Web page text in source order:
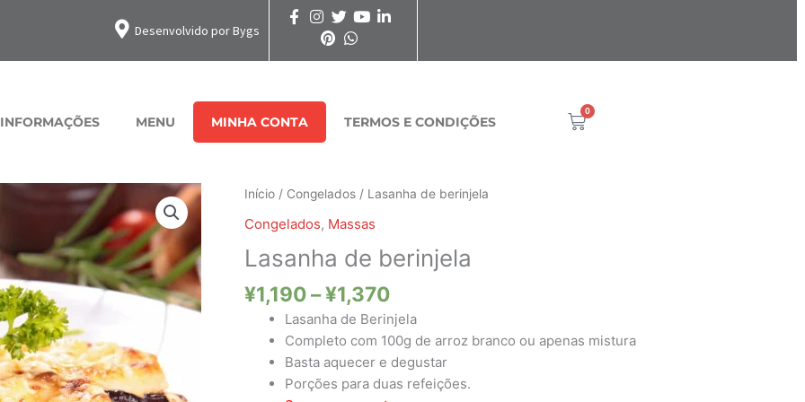
Desenvolvido por Bygs
INFORMAÇÕES MENU MINHA CONTA TERMOS E CONDIÇÕES
0
Cart
Início / Congelados / Lasanha de berinjela
Congelados, Massas
Lasanha de berinjela
¥1,190–¥1,370
Faixa
¥1,190
através
¥1,370
Lasanha de Berinjela
Completo com 100g de arroz branco ou apenas mistura
Basta aquecer e degustar
Porções para duas refeições.
Lasanha
berinjela
quantidade